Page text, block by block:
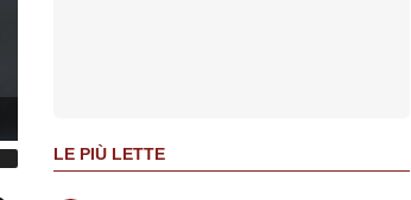
LE PIÙ LETTE